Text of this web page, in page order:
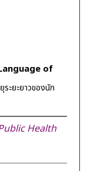
of
ะยะยาวของนัก
Health